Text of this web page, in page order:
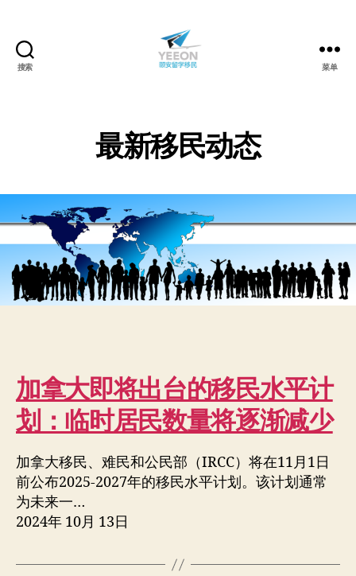
搜索
学
移
菜单
最新移民动态
加拿大即将出台的移民水平计
划：临时居民数量将逐渐减少
加拿大移民、难民和公民部（IRCC）将在11月1日
前公布2025-2027年的移民水平计划。该计划通常
为未来一…
2024年 10月 13日